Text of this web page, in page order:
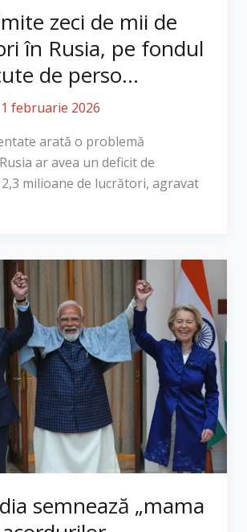
zeci de mii de
în Rusia, pe fondul
de perso...
februarie 2026
arată o problemă
ar avea un deficit de
milioane de lucrători, agravat
semnează „mama